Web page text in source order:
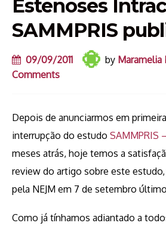
Estenoses
SAMMPRIS
09/09/2011 by Maramelia
Comments
Depois de anunciarmos em
interrupção do estudo SAMMPRIS
meses atrás, hoje temos a
review do artigo sobre este
pela NEJM em 7 de setembro
Como já tínhamos adiantado a